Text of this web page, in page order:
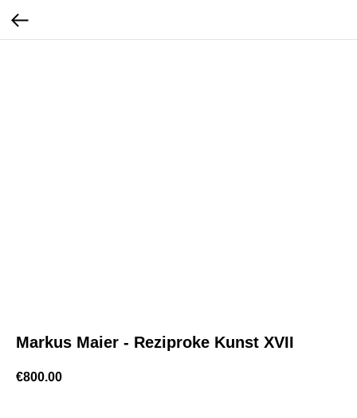
Markus Maier - Reziproke Kunst XVII
€800.00